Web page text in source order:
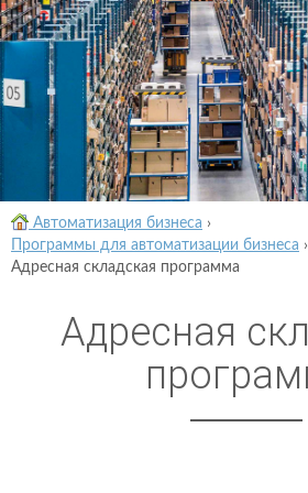
Автоматизация бизнеса ›
Программы для автоматизации бизнеса ›
Адресная складская программа
Адресная